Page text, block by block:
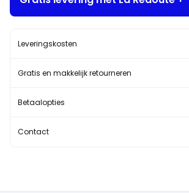
Leveringskosten
Gratis en makkelijk retourneren
Betaalopties
Contact